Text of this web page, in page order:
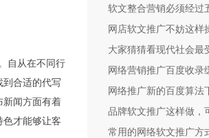
自从在不同行
合适的代写
新闻方面有着
才能够让客
标题
软文整合营销必须经过
网店软文推广不妨这样
大家猜猜看现代社会最
么？
网络营销推广百度收录
些？
网络推广新的百度算法
策略
品牌软文推广这样做，
常用的网络软文推广方